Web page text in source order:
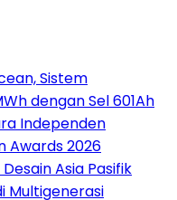
Sistem
dengan Sel 601Ah
Independen
Awards 2026
Asia Pasifik
Multigenerasi